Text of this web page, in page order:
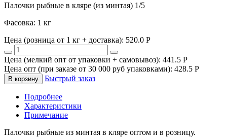
Палочки рыбные в кляре (из минтая) 1/5
Фасовка: 1 кг
Цена (розница от 1 кг + доставка): 520.0 P
Цена (мелкий опт от упаковки + самовывоз): 441.5 P
Цена опт (при заказе от 30 000 руб упаковками): 428.5 P
В корзину Быстрый заказ
Подробнее
Характеристики
Примечание
Палочки рыбные из минтая в кляре оптом и в розницу.